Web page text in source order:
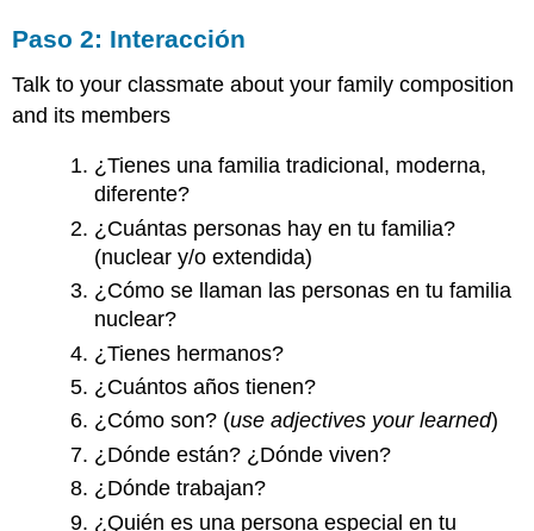
Paso 2: Interacción
Talk to your classmate about your family composition
and its members
¿Tienes una familia tradicional, moderna,
diferente?
¿Cuántas personas hay en tu familia?
(nuclear y/o extendida)
¿Cómo se llaman las personas en tu familia
nuclear?
¿Tienes hermanos?
¿Cuántos años tienen?
¿Cómo son? (use adjectives your learned)
¿Dónde están? ¿Dónde viven?
¿Dónde trabajan?
¿Quién es una persona especial en tu